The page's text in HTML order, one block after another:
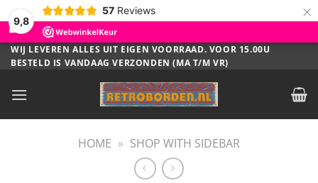
9,8
57 Reviews ×
Ga
naar
WIJ LEVEREN ALLES UIT EIGEN VOORRAAD. VOOR 15.00U
BESTELD IS VANDAAG VERZONDEN (MA T/M VR)
HOME » SHOP WITH SIDEBAR